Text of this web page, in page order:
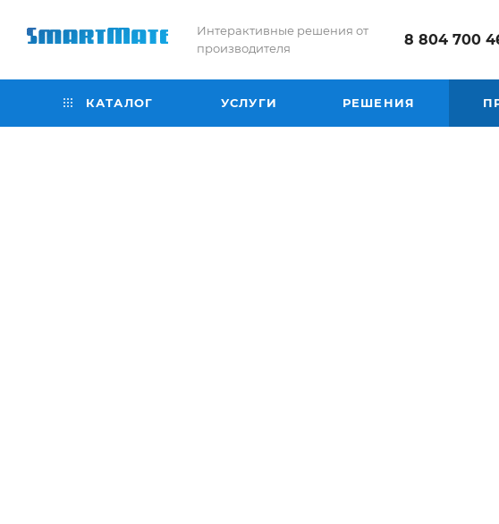
Интерактивные решения от
производителя
8 804 700
КАТАЛОГ УСЛУГИ РЕШЕНИЯ